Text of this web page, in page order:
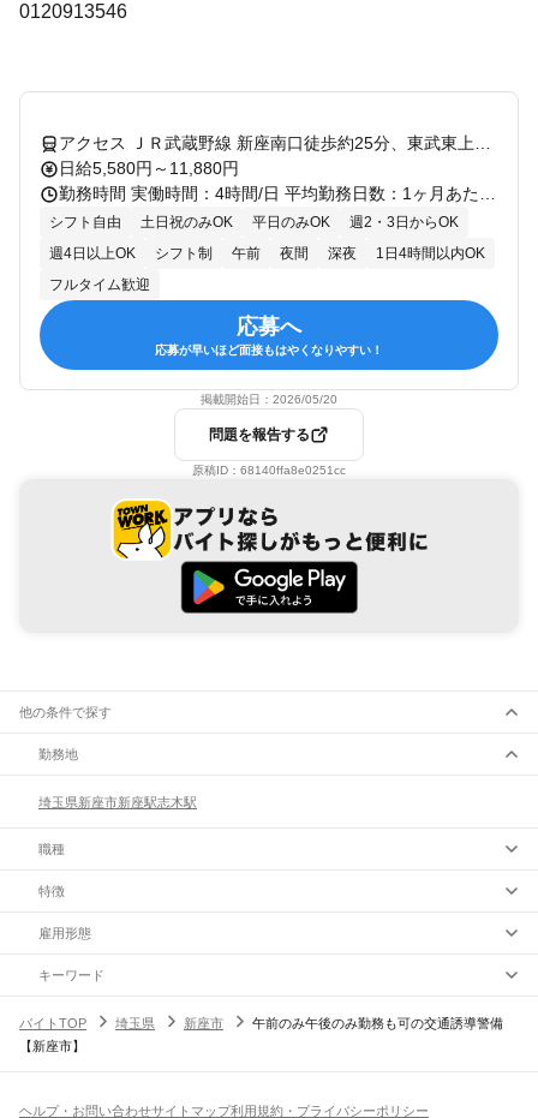
0120913546
日給5,580円～11,880円
シフト自由 土日祝のみOK 平日のみOK
週2・3日からOK
週4日以上OK
シフト制 午前 夜間 深夜
1日4時間以内OK
フルタイム歓迎
応募へ
応募が早いほど面接もはやくなりやすい！
掲載開始日： 2026/05/20
問題を報告する
原稿ID： 68140ffa8e0251cc
他の条件で探す
勤務地
埼玉県新座市新座駅志木駅
職種
特徴
雇用形態
キーワード
バイトTOP 埼玉県 新座市
午前のみ午後のみ勤務も可の交通誘導警備
【新座市】
ヘルプ・お問い合わせサイトマップ利用規約・プライバシーポリシー